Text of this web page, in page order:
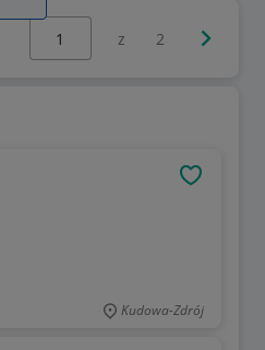
Wybierz stronę:
z 2
Kudowa-Zdrój